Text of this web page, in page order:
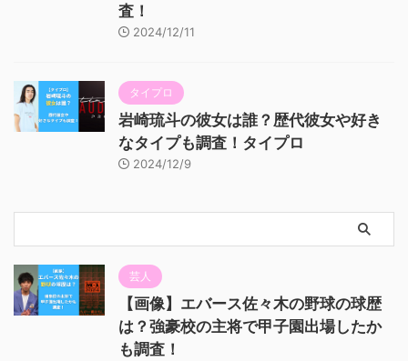
査！
2024/12/11
タイプロ
岩崎琉斗の彼女は誰？歴代彼女や好き
なタイプも調査！タイプロ
2024/12/9
芸人
【画像】エバース佐々木の野球の球歴
は？強豪校の主将で甲子園出場したか
も調査！